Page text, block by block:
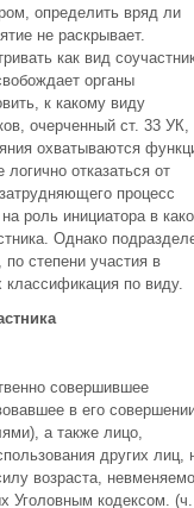
определить вряд ли
не раскрывает.
как вид
органы
к какому виду
очерченный ст. 33 УК,
охватываются
отказаться от
процесс
роль инициатора в
Однако
степени участия в
по виду.
совершившее
в его
а также лицо,
других лиц,
возраста,
Уголовным кодексом.